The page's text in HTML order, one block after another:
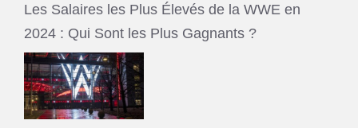
Les Salaires les Plus Élevés de la WWE en
2024 : Qui Sont les Plus Gagnants ?